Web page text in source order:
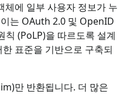
체에 일부 사용자 정보가 누
는 OAuth 2.0 및 OpenID
(PoLP)을 따르도록 설계
표준을 기반으로 구축되
만 반환됩니다. 더 많은